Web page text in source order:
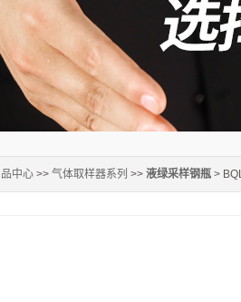
中心 >> 气体取样器系列 >> 液绿采样钢瓶 >